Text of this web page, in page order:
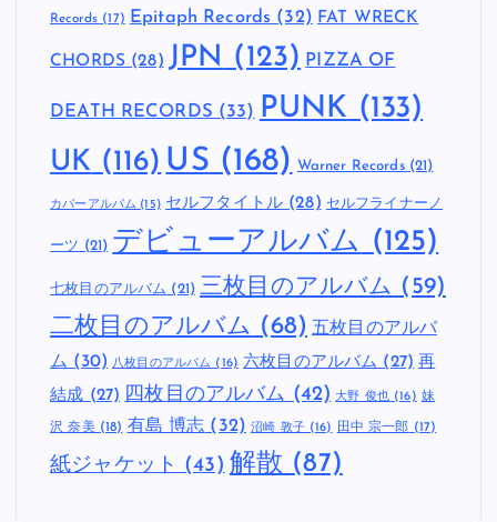
Records (17) Epitaph Records (32) FAT WRECK
CHORDS (28) JPN (123) PIZZA OF
DEATH RECORDS (33) PUNK (133)
UK (116) US (168) Warner Records(21)
カバーアルバム (15) セルフタイトル(28) セルフライナーノ
ーツ (21) デビューアルバム (125)
七枚目のアルバム (21) 三枚目のアルバム (59)
二枚目のアルバム (68) 五枚目のアルバ
ム (30) 八枚目のアルバム (16) 六枚目のアルバム (27) 再
結成 (27) 四枚目のアルバム (42) 大野 俊也(16) 妹
沢 奈美(18) 有島 博志 (32) 沼崎 敦子(16) 田中 宗一郎 (17)
紙ジャケット (43) 解散 (87)